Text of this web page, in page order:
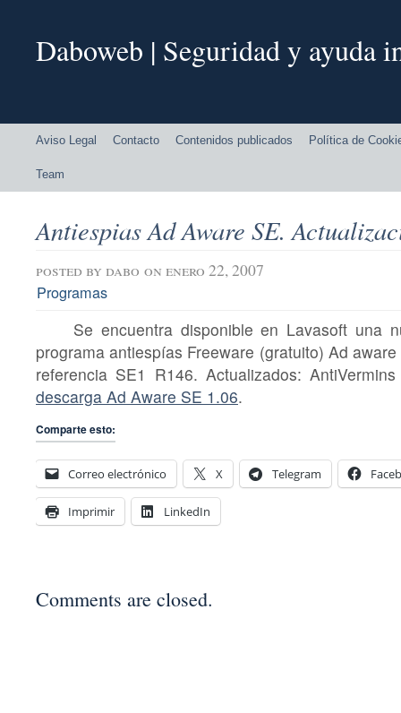
Daboweb | Seguridad y ayuda
Aviso Legal Contacto Contenidos publicados Política de
Team
Antiespias Ad Aware SE.
posted by dabo on enero 22, 2007
Programas
Se encuentra disponible en Lavasoft una
programa antiespías Freeware (gratuito) Ad
referencia SE1 R146. Actualizados:
descarga Ad Aware SE 1.06.
Comparte esto:
Correo electrónico X Telegram
Imprimir LinkedIn
Comments are closed.